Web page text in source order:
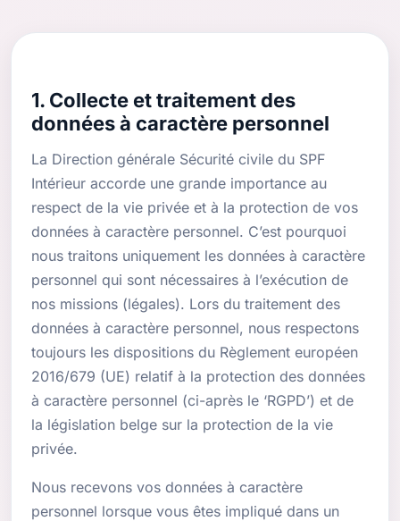
1. Collecte et traitement des
données à caractère personnel
La Direction générale Sécurité civile du SPF
Intérieur accorde une grande importance au
respect de la vie privée et à la protection de vos
données à caractère personnel. C’est pourquoi
nous traitons uniquement les données à caractère
personnel qui sont nécessaires à l’exécution de
nos missions (légales). Lors du traitement des
données à caractère personnel, nous respectons
toujours les dispositions du Règlement européen
2016/679 (UE) relatif à la protection des données
à caractère personnel (ci-après le ‘RGPD’) et de
la législation belge sur la protection de la vie
privée.
Nous recevons vos données à caractère
personnel lorsque vous êtes impliqué dans un